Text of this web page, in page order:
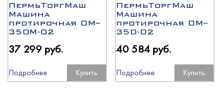
ПермьТоргМаш
Машина
протирочная ОМ–
350М-02
37 299 руб.
Подробнее Купить
ПермьТоргМаш
Машина
протирочная ОМ–
350-02
40 584 руб.
Подробнее Купить